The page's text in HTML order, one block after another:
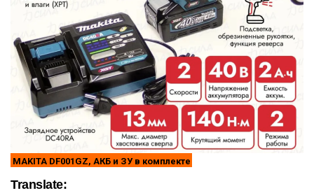
MAKITA DF001GZ, АКБ и ЗУ в комплекте
Translate: